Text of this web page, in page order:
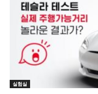
실험실